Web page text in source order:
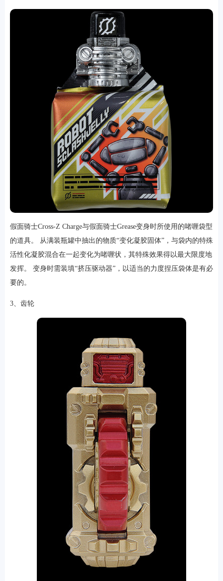
假面骑士Cross-Z Charge与假面骑士Grease变身时所使用的啫喱袋型
的道具。 从满装瓶罐中抽出的物质“变化凝胶固体”，与袋内的特殊
活性化凝胶混合在一起变化为啫喱状，其特殊效果得以最大限度地
发挥。 变身时需装填“挤压驱动器”，以适当的力度捏压袋体是有必
要的。
3、齿轮